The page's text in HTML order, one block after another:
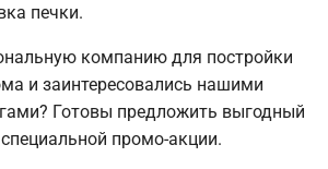
печки.
компанию для постройки
и заинтересовались нашими
Готовы предложить выгодный
промо-акции.